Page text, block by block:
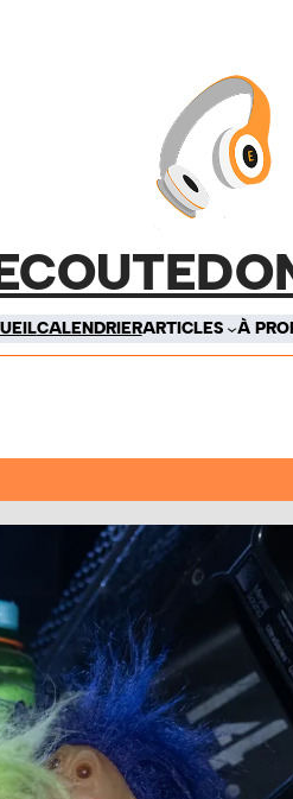
CALENDRIERARTICLES À